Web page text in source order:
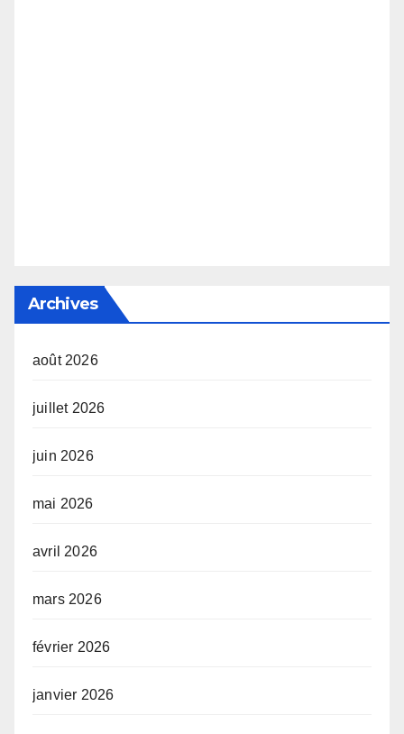
Archives
août 2026
juillet 2026
juin 2026
mai 2026
avril 2026
mars 2026
février 2026
janvier 2026